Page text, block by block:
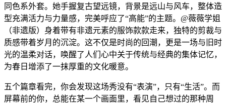
同色系外套。她手握复古望远镜，背景是远山与风车，整体造
型充满活力与力量感，完美呼应了“高能”的主题。@薇薇学姐
（非遗版）身着带有非遗元素的服饰款款走来，独特的剪裁与
质感带着岁月的沉淀。这不仅是时尚的回潮，更是一场与旧时
光的温柔对话，唤醒了人们心中关于传统与经典的集体记忆，
为春日增添了一抹厚重的文化暖意。
五个篇章看完，你会发现这场秀没有“表演”，只有“生活”。而
屏幕前的你，总能在某一个画面里，看见自己想过的那种周